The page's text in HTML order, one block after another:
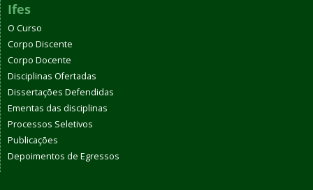
Ifes
O Curso
Corpo Discente
Corpo Docente
Disciplinas Ofertadas
Dissertações Defendidas
Ementas das disciplinas
Processos Seletivos
Publicações
Depoimentos de Egressos